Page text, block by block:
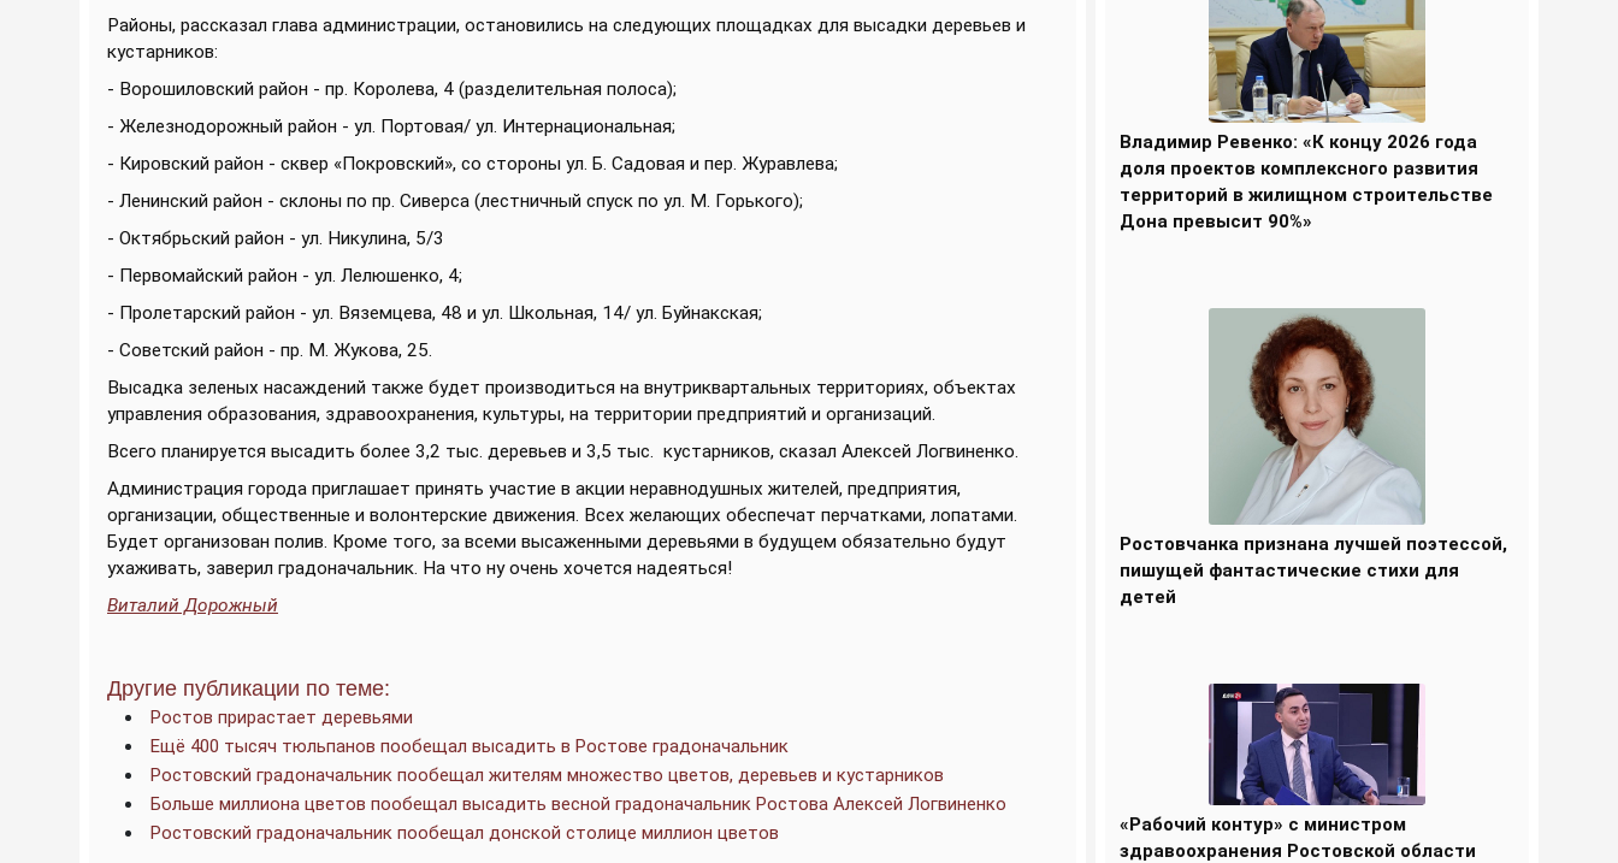
Районы, рассказал глава администрации, остановились на следующих площадках для высадки деревьев и
кустарников:
- Ворошиловский район - пр. Королева, 4 (разделительная полоса);
- Железнодорожный район - ул. Портовая/ ул. Интернациональная;
- Кировский район - сквер «Покровский», со стороны ул. Б. Садовая и пер. Журавлева;
- Ленинский район - склоны по пр. Сиверса (лестничный спуск по ул. М. Горького);
- Октябрьский район - ул. Никулина, 5/3
- Первомайский район - ул. Лелюшенко, 4;
- Пролетарский район - ул. Вяземцева, 48 и ул. Школьная, 14/ ул. Буйнакская;
- Советский район - пр. М. Жукова, 25.
Высадка зеленых насаждений также будет производиться на внутриквартальных территориях, объектах
управления образования, здравоохранения, культуры, на территории предприятий и организаций.
Всего планируется высадить более 3,2 тыс. деревьев и 3,5 тыс. кустарников, сказал Алексей Логвиненко.
Администрация города приглашает принять участие в акции неравнодушных жителей, предприятия,
организации, общественные и волонтерские движения. Всех желающих обеспечат перчатками, лопатами.
Будет организован полив. Кроме того, за всеми высаженными деревьями в будущем обязательно будут
ухаживать, заверил градоначальник. На что ну очень хочется надеяться!
Виталий Дорожный
Другие публикации по теме:
Ростов прирастает деревьями
Ещё 400 тысяч тюльпанов пообещал высадить в Ростове градоначальник
Ростовский градоначальник пообещал жителям множество цветов, деревьев и кустарников
Больше миллиона цветов пообещал высадить весной градоначальник Ростова Алексей Логвиненко
Ростовский градоначальник пообещал донской столице миллион цветов
Владимир Ревенко: «К концу 2026 года
доля проектов комплексного развития
территорий в жилищном строительстве
Дона превысит 90%»
Ростовчанка признана лучшей поэтессой,
пишущей фантастические стихи для
детей
«Рабочий контур» с министром
здравоохранения Ростовской области